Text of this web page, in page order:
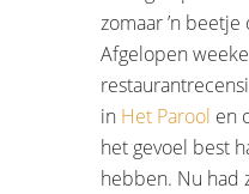
zomaar ’n
Afgelopen
in Het Parool en
het gevoel best
hebben. Nu had